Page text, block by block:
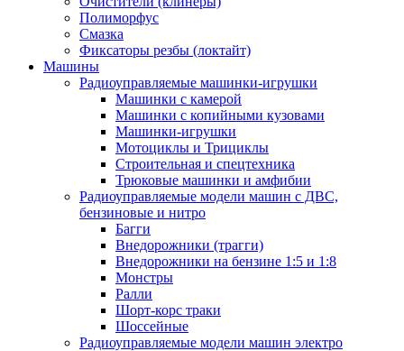
Полиморфус
Смазка
Фиксаторы резбы (локтайт)
Машины
Радиоуправляемые машинки-игрушки
Машинки с камерой
Машинки с копийными кузовами
Машинки-игрушки
Мотоциклы и Трициклы
Строительная и спецтехника
Трюковые машинки и амфибии
Радиоуправляемые модели машин с ДВС,
бензиновые и нитро
Багги
Внедорожники (трагги)
Внедорожники на бензине 1:5 и 1:8
Монстры
Ралли
Шорт-корс траки
Шоссейные
Радиоуправляемые модели машин электро